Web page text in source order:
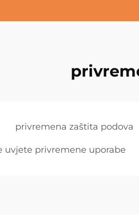
privremena zaštita podova
uvjete privremene uporabe